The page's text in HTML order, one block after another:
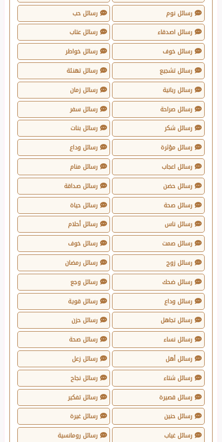
رسائل نوم
رسائل حب
رسائل اصدقاء
رسائل عتاب
رسائل خوف
رسائل خواطر
رسائل تشجيع
رسائل تهنئة
رسائل ربانية
رسائل زمان
رسائل صراحة
رسائل سفر
رسائل شكر
رسائل بنات
رسائل مؤثرة
رسائل وداع
رسائل اعجاب
رسائل منام
رسائل حضن
رسائل صداقة
رسائل صحة
رسائل حياة
رسائل ناس
رسائل أحلام
رسائل صمت
رسائل خوف
رسائل زوج
رسائل رمضان
رسائل ضحك
رسائل وجع
رسائل وداع
رسائل قوية
رسائل تجاهل
رسائل حزن
رسائل نساء
رسائل صحة
رسائل أهل
رسائل زعل
رسائل شتاء
رسائل نجاح
رسائل قصيرة
رسائل تفكير
رسائل حنين
رسائل غيرة
رسائل غياب
رسائل رومانسية